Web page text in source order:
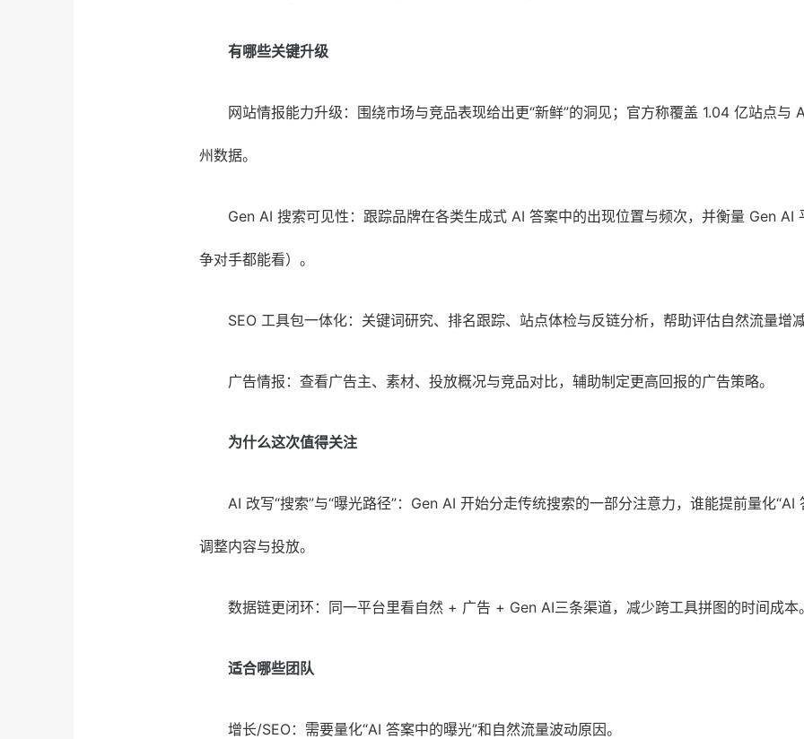
有哪些关键升级
网站情报能力升级：围绕市场与竞品表现给出更“新鲜”的洞见；官方称覆盖 1.04 亿站点
州数据。
Gen AI 搜索可见性：跟踪品牌在各类生成式 AI 答案中的出现位置与频次，并衡量 Gen AI
争对手都能看）。
SEO 工具包一体化：关键词研究、排名跟踪、站点体检与反链分析，帮助评估自然流量增
广告情报：查看广告主、素材、投放概况与竞品对比，辅助制定更高回报的广告策略。
为什么这次值得关注
AI 改写“搜索”与“曝光路径”：Gen AI 开始分走传统搜索的一部分注意力，谁能提前量化
调整内容与投放。
数据链更闭环：同一平台里看自然 + 广告 + Gen AI三条渠道，减少跨工具拼图的时间成本
适合哪些团队
增长/SEO：需要量化“AI 答案中的曝光”和自然流量波动原因。